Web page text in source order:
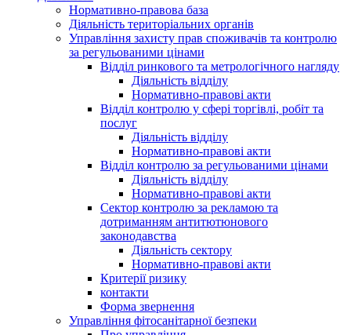
Нормативно-правова база
Діяльність територіальних органів
Управління захисту прав споживачів та контролю
за регульованими цінами
Відділ ринкового та метрологічного нагляду
Діяльність відділу
Нормативно-правові акти
Відділ контролю у сфері торгівлі, робіт та
послуг
Діяльність відділу
Нормативно-правові акти
Відділ контролю за регульованими цінами
Діяльність відділу
Нормативно-правові акти
Сектор контролю за рекламою та
дотриманням антитютюнового
законодавства
Діяльність сектору
Нормативно-правові акти
Критерії ризику
контакти
Форма звернення
Управління фітосанітарної безпеки